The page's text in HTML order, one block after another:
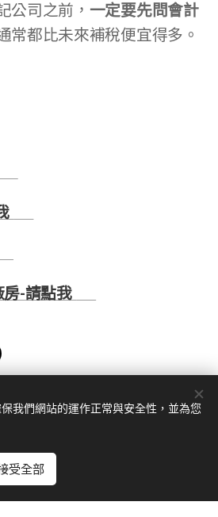
公司之前， 一定要先問會計
常都比未來補稅便宜得多。
房-請點我
。 桃園市桃園區正光二街139號
我們網站的運作正常與安全性，並為您
受全部